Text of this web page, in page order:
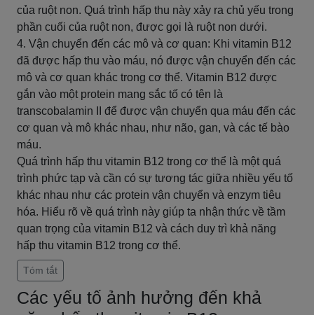
của ruột non. Quá trình hấp thu này xảy ra chủ yếu trong
phần cuối của ruột non, được gọi là ruột non dưới.
4. Vận chuyển đến các mô và cơ quan: Khi vitamin B12
đã được hấp thu vào máu, nó được vận chuyển đến các
mô và cơ quan khác trong cơ thể. Vitamin B12 được
gắn vào một protein mang sắc tố có tên là
transcobalamin II để được vận chuyển qua máu đến các
cơ quan và mô khác nhau, như não, gan, và các tế bào
máu.
Quá trình hấp thu vitamin B12 trong cơ thể là một quá
trình phức tạp và cần có sự tương tác giữa nhiều yếu tố
khác nhau như các protein vận chuyển và enzym tiêu
hóa. Hiểu rõ về quá trình này giúp ta nhận thức về tầm
quan trọng của vitamin B12 và cách duy trì khả năng
hấp thu vitamin B12 trong cơ thể.
Tóm tắt
Các yếu tố ảnh hưởng đến khả